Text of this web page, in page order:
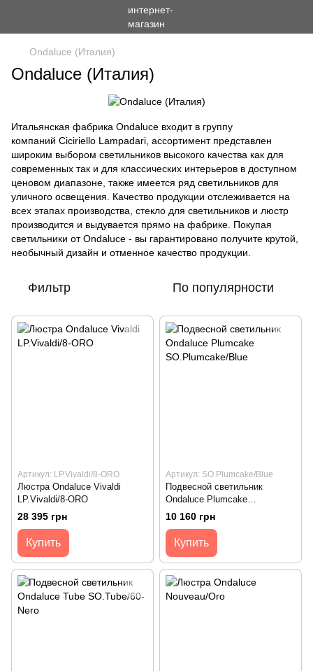
Ondaluce (Италия)
Ondaluce (Италия)
Итальянская фабрика Ondaluce входит в группу
компаний Ciciriello Lampadari, ассортимент представлен
широким выбором светильников высокого качества как для
современных так и для классических интерьеров в доступном
ценовом диапазоне, также имеется ряд светильников для
уличного освещения. Качество продукции отслеживается на
всех этапах производства, стекло для светильников и люстр
производится и выдувается прямо на фабрике. Покупая
светильники от Ondaluce - вы гарантировано получите крутой,
необычный дизайн и отменное качество продукции.
Фильтр По популярности
Артикул: LP.Vivaldi/8-ORO
Люстра Ondaluce Vivaldi
LP.Vivaldi/8-ORO
28 395 грн
Купить
Артикул: SO.Plumcake/Blue
Подвесной светильник
Ondaluce Plumcake
SO.Plumcake/Blue
10 160 грн
Купить